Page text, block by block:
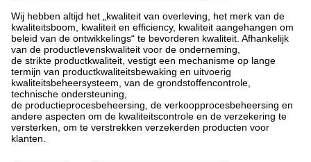
Wij hebben altijd het „kwaliteit van overleving, het merk van de
kwaliteitsboom, kwaliteit en efficiency, kwaliteit aangehangen om
beleid van de ontwikkelings“ te bevorderen kwaliteit. Afhankelijk
van de productlevenskwaliteit voor de onderneming,
de strikte productkwaliteit, vestigt een mechanisme op lange
termijn van productkwaliteitsbewaking en uitvoerig
kwaliteitsbeheersysteem, van de grondstoffencontrole,
technische ondersteuning,
de productieprocesbeheersing, de verkoopprocesbeheersing en
andere aspecten om de kwaliteitscontrole en de verzekering te
versterken, om te verstrekken verzekerden producten voor
klanten.